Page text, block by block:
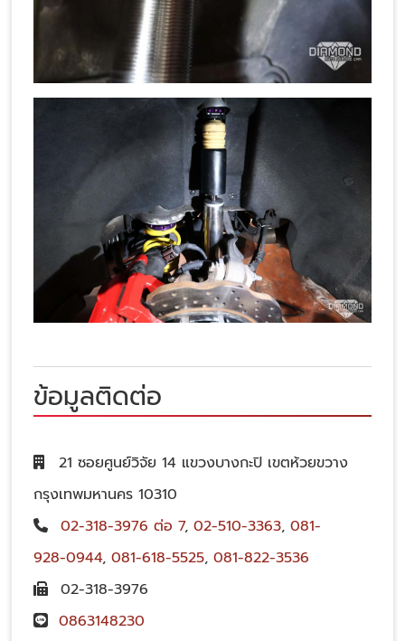
ข้อมูลติดต่อ
21 ซอยศูนย์วิจัย 14 แขวงบางกะปิ เขตห้วยขวาง
กรุงเทพมหานคร 10310
02-318-3976 ต่อ 7, 02-510-3363, 081-
928-0944, 081-618-5525, 081-822-3536
02-318-3976
0863148230